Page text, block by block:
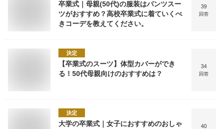
卒業式｜母親(50代)の服装はパンツスー
ツがおすすめ？高校卒業式に着ていくべ
きコーデを教えてください。
39
回答
決定
【卒業式のスーツ】体型カバーができ
る！50代母親向けのおすすめは？
34
回答
決定
大学の卒業式｜女子におすすめのおしゃ
40